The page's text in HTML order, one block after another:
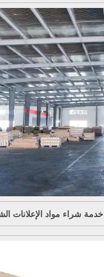
خدمة شراء مواد الإعلانات